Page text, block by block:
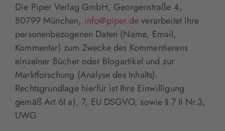
Die Piper Verlag GmbH, Georgenstraße 4,
80799 München, info@piper.deverarbeitet Ihre
personenbezogenen Daten (Name, Email,
Kommentar) zum Zwecke des Kommentierens
einzelner Bücher oder Blogartikel und zur
Marktforschung (Analyse des Inhalts).
Rechtsgrundlage hierfür ist Ihre Einwilligung
gemäß Art 6I a), 7, EU DSGVO, sowie § 7 II Nr.3,
UWG.